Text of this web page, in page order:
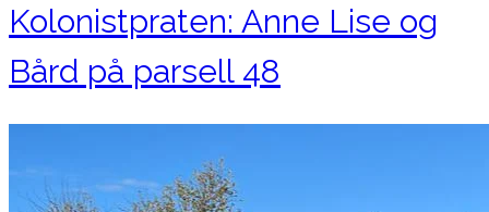
Kolonistpraten: Anne Lise og
Bård på parsell 48